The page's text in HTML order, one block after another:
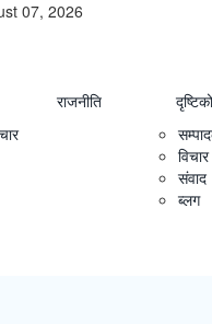
07, 2026
राजनीति
विचार
संवाद
ब्लग